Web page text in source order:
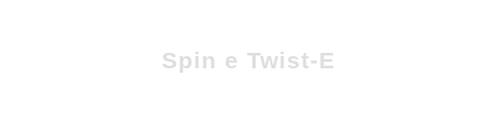
Spin e Twist-E